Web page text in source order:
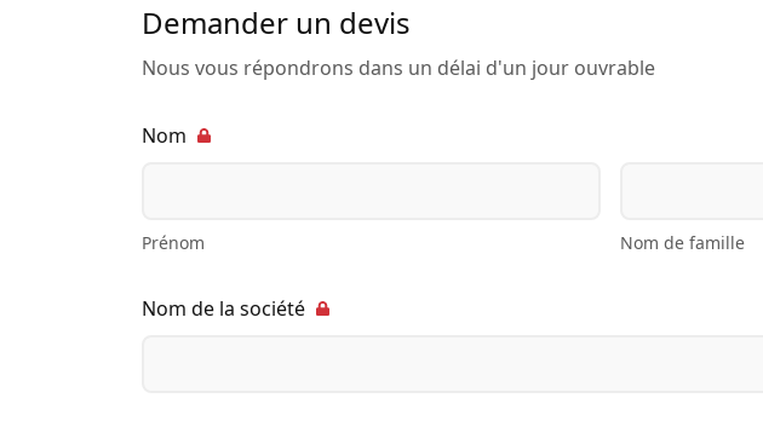
Demander un devis
Nous vous répondrons dans un délai d'un jour ouvrable
Nom
Prénom Nom de famille
Nom de la société